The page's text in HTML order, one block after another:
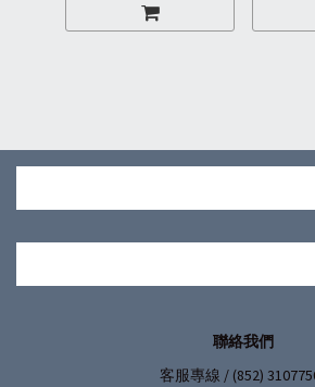
眼丨防遠視丨矽膠軟
身舒適丨物理治療丨
腰靠丨
部舒適
聯絡我們
客服專線 / (852)